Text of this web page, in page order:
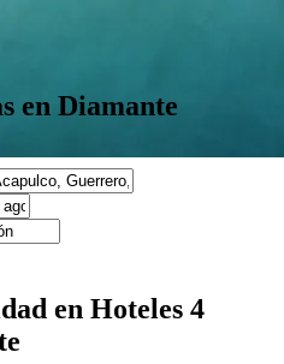
en Diamante
en Hoteles 4